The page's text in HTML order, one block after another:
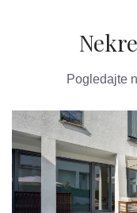
Pogledajte